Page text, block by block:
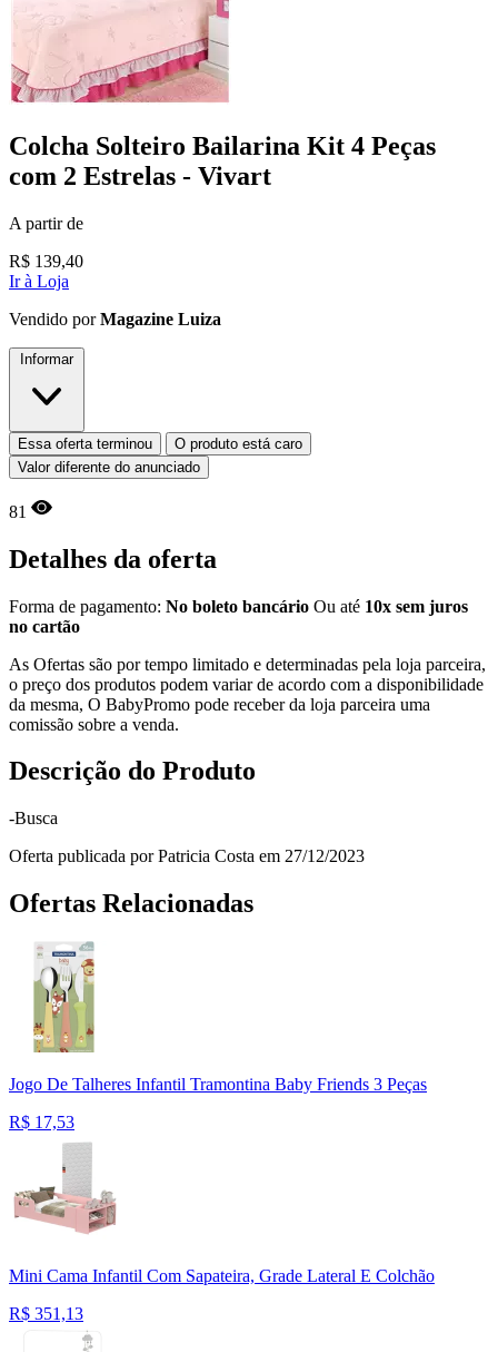
Colcha Solteiro Bailarina Kit 4 Peças
com 2 Estrelas - Vivart
A partir de
R$ 139,40
Ir à Loja
Vendido porMagazine Luiza
Informar
Essa oferta terminou
O produto está caro
Valor diferente do anunciado
81
Detalhes da oferta
Forma de pagamento: No boleto bancário Ou até 10x sem juros
no cartão
As Ofertas são por tempo limitado e determinadas pela loja parceira,
o preço dos produtos podem variar de acordo com a disponibilidade
da mesma, O BabyPromo pode receber da loja parceira uma
comissão sobre a venda.
Descrição do Produto
-Busca
Oferta publicada por Patricia Costa em 27/12/2023
Ofertas Relacionadas
Jogo De Talheres Infantil Tramontina Baby Friends 3 Peças
R$ 17,53
Mini Cama Infantil Com Sapateira, Grade Lateral E Colchão
R$ 351,13